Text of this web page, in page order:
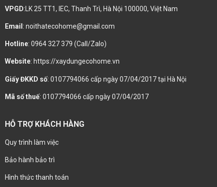
VPGD:LK 25 TT1, IEC, Thanh Trì, Hà Nội 100000, Việt Nam
Email : noithatecohome@gmail.com
Hotline: 0964 327 379 (Call/Zalo)
Website: https://xaydungecohome.vn
Giấy ĐKKD số: 0107794066 cấp ngày 07/04/2017 tại Hà Nội
Mã số thuế: 0107794066 cấp ngày 07/04/2017
HỖ TRỢ KHÁCH HÀNG
Quy trình làm việc
Bảo hành bảo trì
Hình thức thanh toán